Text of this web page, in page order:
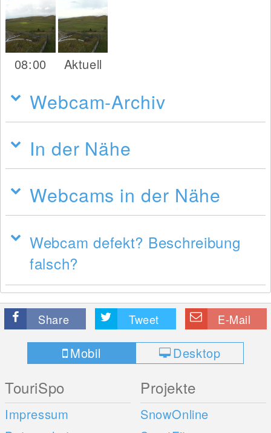
08:00 Aktuell
Webcam-Archiv
In der Nähe
Webcams in der Nähe
Webcam defekt? Beschreibung
falsch?
Share Tweet E-Mail
Mobil Desktop
TouriSpo
Impressum
Projekte
SnowOnline